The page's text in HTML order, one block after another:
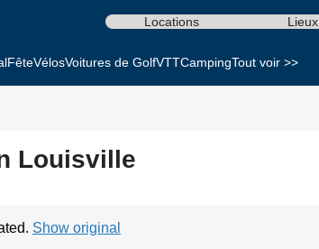
Locations Lieux
FêteVélosVoitures de GolfVTTCampingTout voir >>
Louisville
Show original